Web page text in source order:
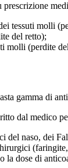
prescrizione
tessuti molli
del retto);
molli (perdite
gamma di
dal medico
del naso, dei
la dose di